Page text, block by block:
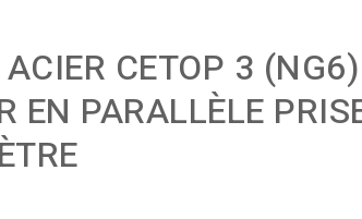
CETOP 3
EN PARALLÈLE